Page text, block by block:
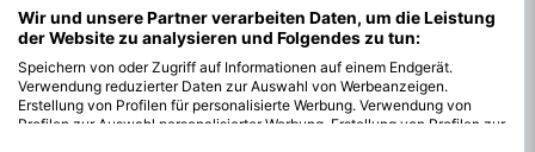
Wir und unsere Partner verarbeiten Daten, um die Leistung
der Website zu analysieren und Folgendes zu tun:
Speichern von oder Zugriff auf Informationen auf einem Endgerät.
Verwendung reduzierter Daten zur Auswahl von Werbeanzeigen.
Erstellung von Profilen für personalisierte Werbung. Verwendung von
Profilen zur Auswahl personalisierter Werbung. Erstellung von Profilen zur